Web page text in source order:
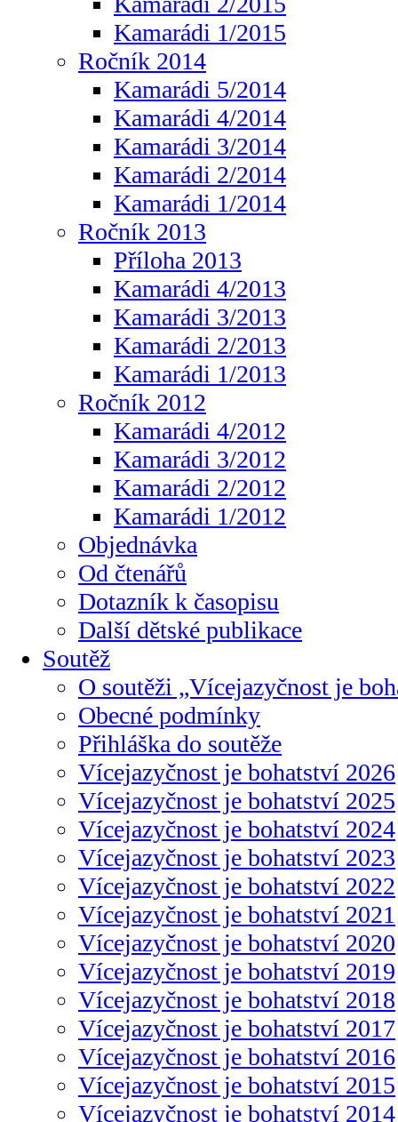
Kamarádi 1/2015
Ročník 2014
Kamarádi 5/2014
Kamarádi 4/2014
Kamarádi 3/2014
Kamarádi 2/2014
Kamarádi 1/2014
Ročník 2013
Příloha 2013
Kamarádi 4/2013
Kamarádi 3/2013
Kamarádi 2/2013
Kamarádi 1/2013
Ročník 2012
Kamarádi 4/2012
Kamarádi 3/2012
Kamarádi 2/2012
Kamarádi 1/2012
Objednávka
Od čtenářů
Dotazník k časopisu
Další dětské publikace
Soutěž
O soutěži „Vícejazyčnost je
Obecné podmínky
Přihláška do soutěže
Vícejazyčnost je bohatství 2026
Vícejazyčnost je bohatství 2025
Vícejazyčnost je bohatství 2024
Vícejazyčnost je bohatství 2023
Vícejazyčnost je bohatství 2022
Vícejazyčnost je bohatství 2021
Vícejazyčnost je bohatství 2020
Vícejazyčnost je bohatství 2019
Vícejazyčnost je bohatství 2018
Vícejazyčnost je bohatství 2017
Vícejazyčnost je bohatství 2016
Vícejazyčnost je bohatství 2015
Vícejazyčnost je bohatství 2014